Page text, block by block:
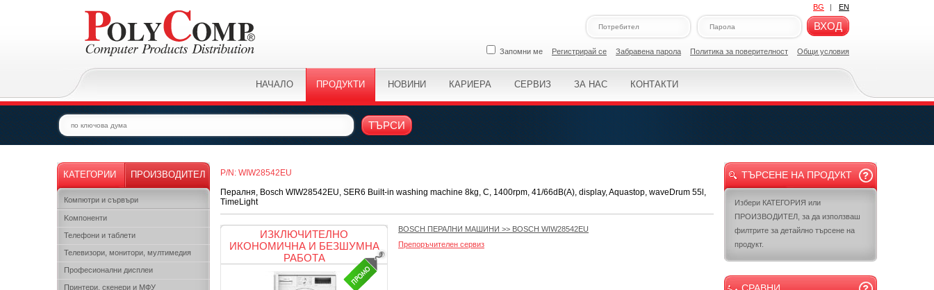
BG | EN
ВХОД
Запомни ме Регистрирай се Забравена парола Политикa за поверителност Общи условия
НАЧАЛО ПРОДУКТИ НОВИНИ КАРИЕРА СЕРВИЗ ЗА НАС КОНТАКТИ
ТЪРСИ
КАТЕГОРИИ ПРОИЗВОДИТЕЛ
Компютри и сървъри
Kомпоненти
Телефони и таблети
Телевизори, монитори, мултимедия
Професионални дисплеи
Принтери, скенери и МФУ
P/N: WIW28542EU
Пералня, Bosch WIW28542EU, SER6 Built-in washing machine 8kg, C, 1400rpm, 41/66dB(A), display, Aquastop, waveDrum 55l,
TimeLight
ИЗКЛЮЧИТЕЛНО
ИКОНОМИЧНА И БЕЗШУМНА
РАБОТА
BOSCH ПЕРАЛНИ МАШИНИ >> BOSCH WIW28542EU
Препоръчителен сервиз
ТЪРСЕНЕ НА ПРОДУКТ
Избери КАТЕГОРИЯ или
ПРОИЗВОДИТЕЛ, за да използваш
филтрите за детайлно търсене на
продукт.